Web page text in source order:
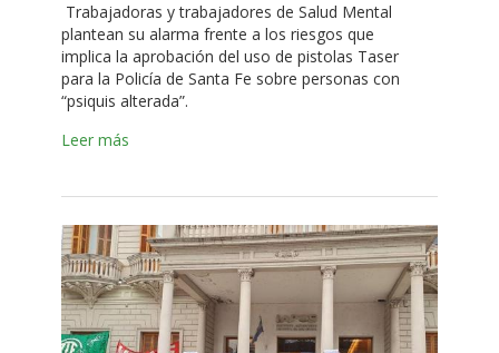
Trabajadoras y trabajadores de Salud Mental
plantean su alarma frente a los riesgos que
implica la aprobación del uso de pistolas Taser
para la Policía de Santa Fe sobre personas con
“psiquis alterada”.
Leer más